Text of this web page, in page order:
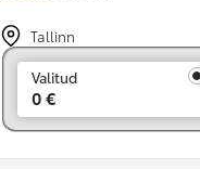
Tallinn
Valitud
0 €